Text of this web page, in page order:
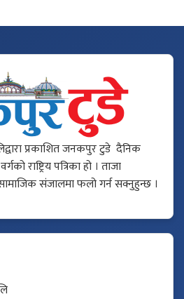
प्रकाशित जनकपुर टुडे दैनिक
राष्ट्रिय पत्रिका हो । ताजा
संजालमा फलो गर्न सक्नुहुन्छ ।